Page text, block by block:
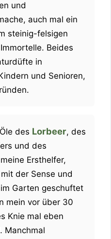
und
auch mal ein
steinig-felsigen
Beides
in
und Senioren,
des Lorbeer, des
und des
Ersthelfer,
der Sense und
Garten geschuftet
mein vor über 30
Knie mal eben
Manchmal